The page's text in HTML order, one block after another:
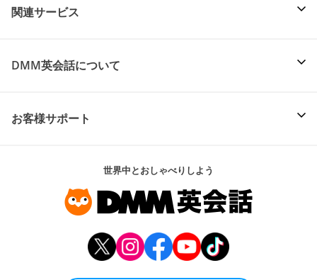
関連サービス
DMM英会話について
お客様サポート
世界中とおしゃべりしよう